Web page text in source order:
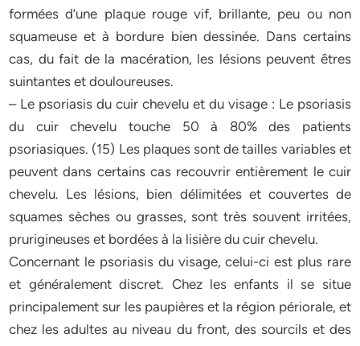
formées d’une plaque rouge vif, brillante, peu ou non
squameuse et à bordure bien dessinée. Dans certains
cas, du fait de la macération, les lésions peuvent êtres
suintantes et douloureuses.
– Le psoriasis du cuir chevelu et du visage : Le psoriasis
du cuir chevelu touche 50 à 80% des patients
psoriasiques. (15) Les plaques sont de tailles variables et
peuvent dans certains cas recouvrir entièrement le cuir
chevelu. Les lésions, bien délimitées et couvertes de
squames sèches ou grasses, sont très souvent irritées,
prurigineuses et bordées à la lisière du cuir chevelu.
Concernant le psoriasis du visage, celui-ci est plus rare
et généralement discret. Chez les enfants il se situe
principalement sur les paupières et la région périorale, et
chez les adultes au niveau du front, des sourcils et des